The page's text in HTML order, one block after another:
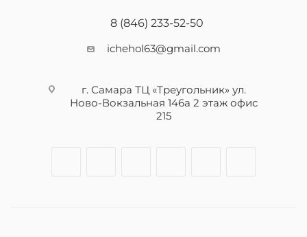
8 (846) 233-52-50
ichehol63@gmail.com
г. Самара ТЦ «Треугольник» ул.
Ново-Вокзальная 146а 2 этаж офис
215